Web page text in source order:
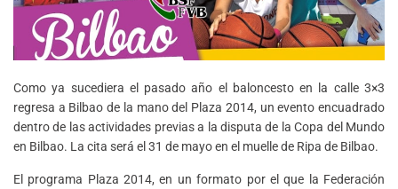
Como ya sucediera el pasado año el baloncesto en la calle 3×3
regresa a Bilbao de la mano del Plaza 2014, un evento encuadrado
dentro de las actividades previas a la disputa de la Copa del Mundo
en Bilbao. La cita será el 31 de mayo en el muelle de Ripa de Bilbao.
El programa Plaza 2014, en un formato por el que la Federación